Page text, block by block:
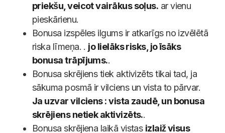
priekšu, veicot vairākus soļus. ar vienu
pieskārienu.
Bonusa izspēles ilgums ir atkarīgs no izvēlētā
riska līmeņa. . jo lielāks risks, jo īsāks
bonusa trāpījums..
Bonusa skrējiens tiek aktivizēts tikai tad, ja
sākuma posmā ir vilciens un vista to pārvar.
Ja uzvar vilciens : vista zaudē, un bonusa
skrējiens netiek aktivizēts..
Bonusa skrējiena laikā vistas izlaiž visus